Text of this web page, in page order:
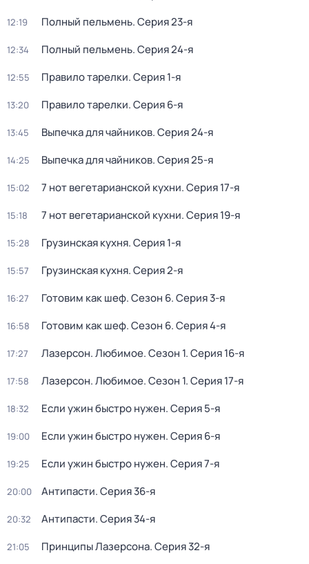
12:19 Полный пельмень. Серия 23-я
12:34 Полный пельмень. Серия 24-я
12:55 Правило тарелки. Серия 1-я
13:20 Правило тарелки. Серия 6-я
13:45 Выпечка для чайников. Серия 24-я
14:25 Выпечка для чайников. Серия 25-я
15:02 7 нот вегетарианской кухни. Серия 17-я
15:18 7 нот вегетарианской кухни. Серия 19-я
15:28 Грузинская кухня. Серия 1-я
15:57 Грузинская кухня. Серия 2-я
16:27 Готовим как шеф. Сезон 6. Серия 3-я
16:58 Готовим как шеф. Сезон 6. Серия 4-я
17:27 Лазерсон. Любимое. Сезон 1. Серия 16-я
17:58 Лазерсон. Любимое. Сезон 1. Серия 17-я
18:32 Если ужин быстро нужен. Серия 5-я
19:00 Если ужин быстро нужен. Серия 6-я
19:25 Если ужин быстро нужен. Серия 7-я
20:00 Антипасти. Серия 36-я
20:32 Антипасти. Серия 34-я
21:05 Принципы Лазерсона. Серия 32-я